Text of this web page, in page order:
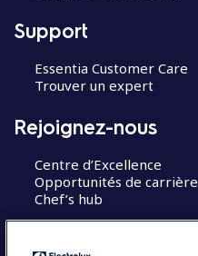
Support
Essentia Customer Care
Trouver un expert
Rejoignez-nous
Centre d’Excellence
Opportunités de carrière
Chef’s hub